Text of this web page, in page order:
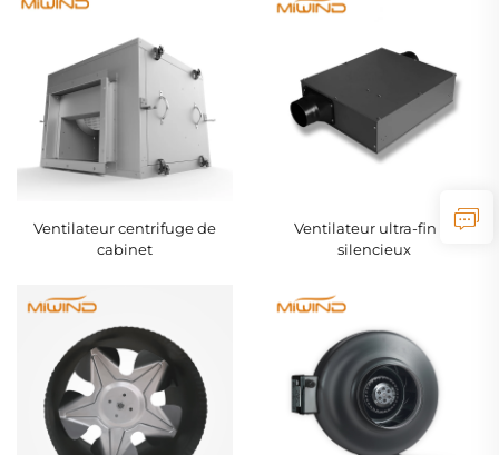
Ventilateur centrifuge de
cabinet
Ventilateur ultra-fin et
silencieux